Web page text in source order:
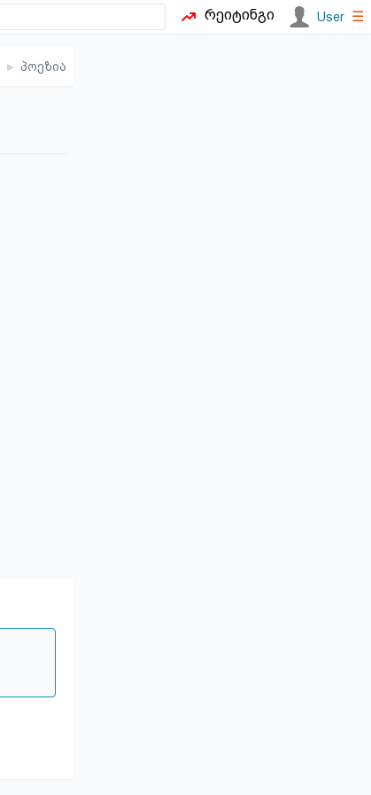
რეიტინგი User ☰
▸ პოეზია